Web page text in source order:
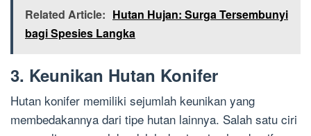
Related Article: Hutan Hujan: Surga Tersembunyi
bagi Spesies Langka
3. Keunikan Hutan Konifer
Hutan konifer memiliki sejumlah keunikan yang
membedakannya dari tipe hutan lainnya. Salah satu ciri